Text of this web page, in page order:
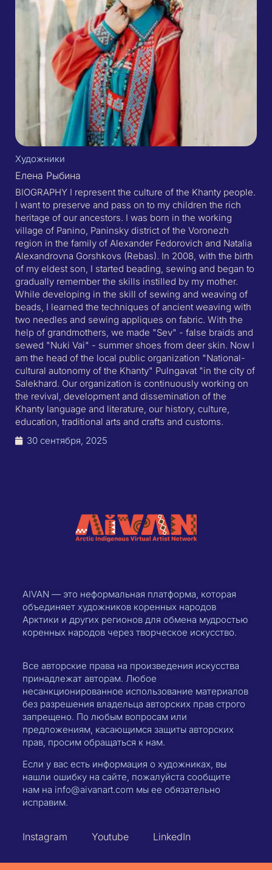
Художники
Елена Рыбина
BIOGRAPHY I represent the culture of the Khanty people.
I want to preserve and pass on to my children the rich
heritage of our ancestors. I was born in the working
village of Panino, Paninsky district of the Voronezh
region in the family of Alexander Fedorovich and Natalia
Alexandrovna Gorshkovs (Rebas). In 2008, with the birth
of my eldest son, I started beading, sewing and began to
gradually remember the skills instilled by my mother.
While developing in the skill of sewing and weaving of
beads, I learned the techniques of ancient weaving with
two needles and sewing appliques on fabric. With the
help of grandmothers, we made "Sev" - false braids and
sewed "Nuki Vai" - summer shoes from deer skin. Now I
am the head of the local public organization "National-
cultural autonomy of the Khanty" Pulngavat "in the city of
Salekhard. Our organization is continuously working on
the revival, development and dissemination of the
Khanty language and literature, our history, culture,
education, traditional arts and crafts and customs.
30 сентября, 2025
AIVAN — это неформальная платформа, которая
объединяет художников коренных народов
Арктики и других регионов для обмена мудростью
коренных народов через творческое искусство.
Все авторские права на произведения искусства
принадлежат авторам. Любое
несанкционированное использование материалов
без разрешения владельца авторских прав строго
запрещено. По любым вопросам или
предложениям, касающимся защиты авторских
прав, просим обращаться к нам.
Если у вас есть информация о художниках, вы
нашли ошибку на сайте, пожалуйста сообщите
нам на info@aivanart.com мы ее обязательно
исправим.
Instagram Youtube LinkedIn